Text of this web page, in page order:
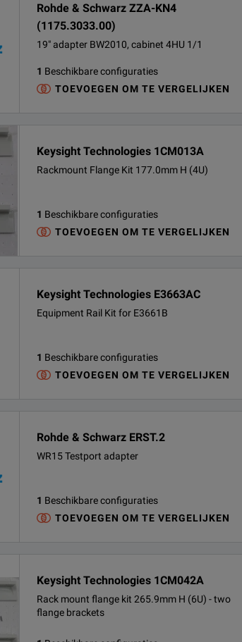
Rohde & Schwarz ZZA-KN4
(1175.3033.00)
19" adapter BW2010, cabinet 4HU 1/1
1 Beschikbare configuraties
TOEVOEGEN OM TE VERGELIJKEN
Keysight Technologies 1CM013A
Rackmount Flange Kit 177.0mm H (4U)
1 Beschikbare configuraties
TOEVOEGEN OM TE VERGELIJKEN
Keysight Technologies E3663AC
Equipment Rail Kit for E3661B
1 Beschikbare configuraties
TOEVOEGEN OM TE VERGELIJKEN
Rohde & Schwarz ERST.2
WR15 Testport adapter
1 Beschikbare configuraties
TOEVOEGEN OM TE VERGELIJKEN
Keysight Technologies 1CM042A
Rack mount flange kit 265.9mm H (6U) - two
flange brackets